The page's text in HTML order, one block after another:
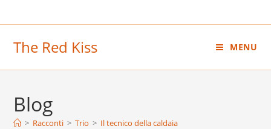
al
The Red Kiss MENU
Blog
> Racconti > Trio > Il tecnico della caldaia